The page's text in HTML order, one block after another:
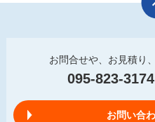
お問合せや、お見積り
095-823-3174
お問い合